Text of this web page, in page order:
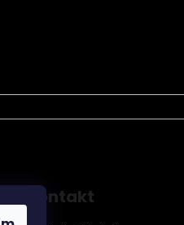
Kontakt